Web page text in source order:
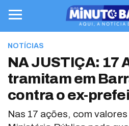
NOTÍCIAS
NA JUSTIÇA: 17
tramitam em
contra o ex-
Nas 17 ações, com